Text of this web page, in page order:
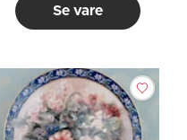
Se vare